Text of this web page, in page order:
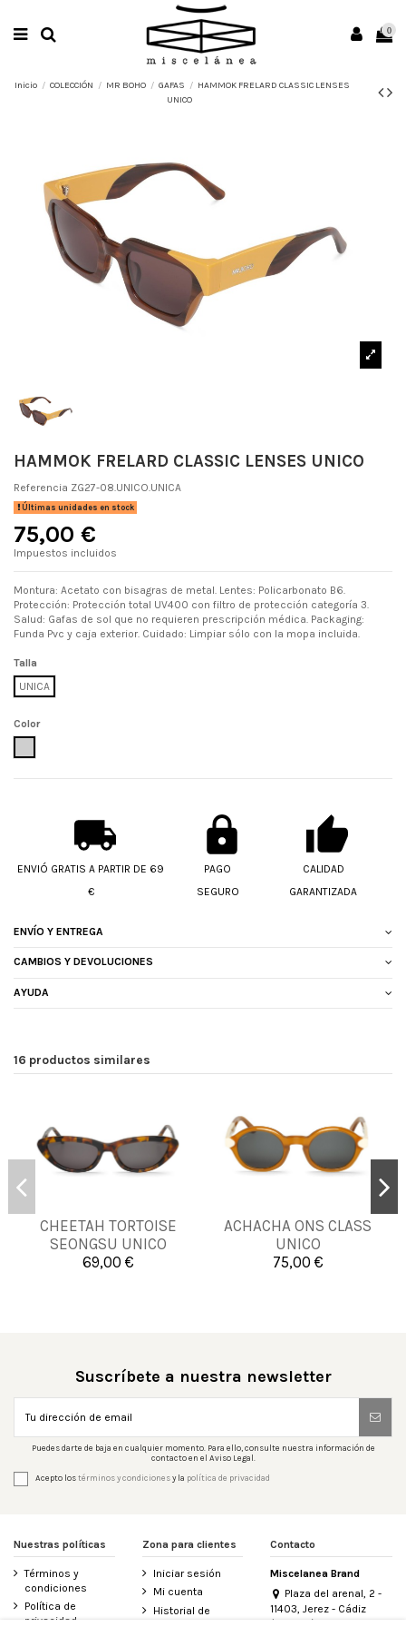
0
Inicio COLECCIÓN MR BOHO GAFAS
HAMMOK FRELARD CLASSIC LENSES
UNICO
HAMMOK FRELARD CLASSIC LENSES UNICO
Referencia ZG27-08.UNICO.UNICA
Últimas unidades en stock
75,00 €
Impuestos incluidos
Montura: Acetato con bisagras de metal. Lentes: Policarbonato B6.
Protección: Protección total UV400 con filtro de protección categoría 3.
Salud: Gafas de sol que no requieren prescripción médica. Packaging:
Funda Pvc y caja exterior. Cuidado: Limpiar sólo con la mopa incluida.
Talla
UNICA
Color
ENVIÓ GRATIS A PARTIR DE 69
€
PAGO
SEGURO
CALIDAD
GARANTIZADA
ENVÍO Y ENTREGA
CAMBIOS Y DEVOLUCIONES
AYUDA
16 productos similares
CHEETAH TORTOISE
SEONGSU UNICO
69,00 €
UNICA
Añadir al carrito
ACHACHA ONS CLASS
UNICO
75,00 €
UNICA
Añadir al carrito
Suscríbete a nuestra newsletter
Puedes darte de baja en cualquier momento. Para ello, consulte nuestra información de
contacto en el Aviso Legal.
Acepto lostérminos y condicionesy la política de privacidad
Nuestras políticas
Términos y
condiciones
Política de
privacidad
Zona para clientes
Iniciar sesión
Mi cuenta
Historial de
Contacto
Miscelanea Brand
Plaza del arenal, 2 -
11403, Jerez - Cádiz
(España)